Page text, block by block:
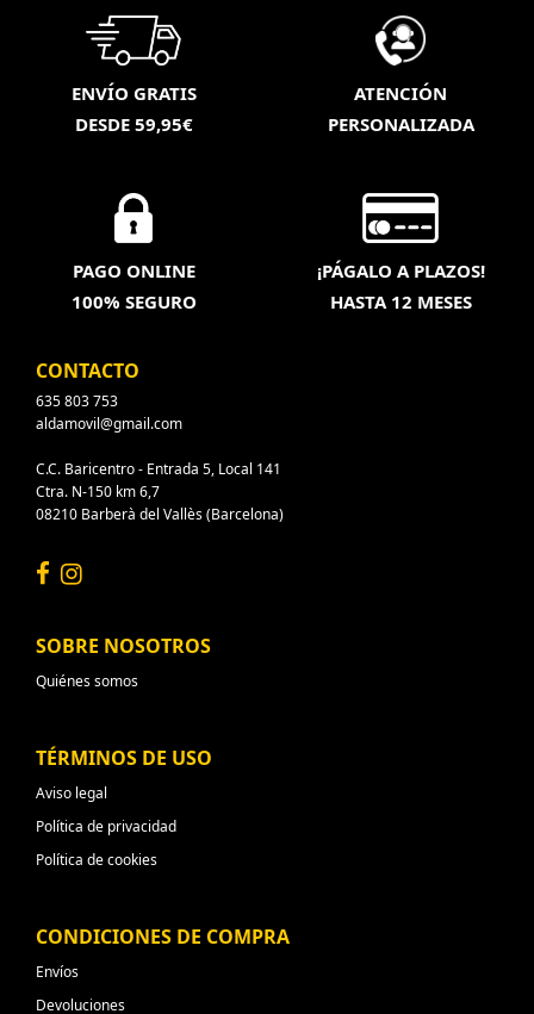
ENVÍO GRATIS
DESDE 59,95€
ATENCIÓN
PERSONALIZADA
PAGO ONLINE
100% SEGURO
¡PÁGALO A PLAZOS!
HASTA 12 MESES
CONTACTO
635 803 753
aldamovil@gmail.com
C.C. Baricentro - Entrada 5, Local 141
Ctra. N-150 km 6,7
08210 Barberà del Vallès (Barcelona)
SOBRE NOSOTROS
Quiénes somos
TÉRMINOS DE USO
Aviso legal
Política de privacidad
Política de cookies
CONDICIONES DE COMPRA
Envíos
Devoluciones